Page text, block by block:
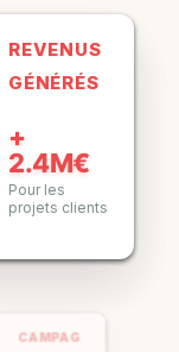
REVENUS
GÉNÉRÉS
+
2.4M€
Pour les
projets clients
CAMPAG